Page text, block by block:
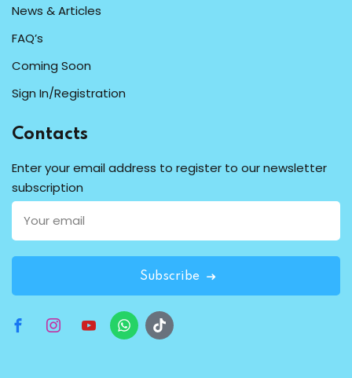
News & Articles
FAQ’s
Coming Soon
Sign In/Registration
Contacts
Enter your email address to register to our newsletter
subscription
Subscribe